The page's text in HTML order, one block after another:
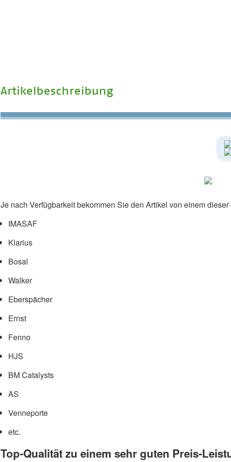
Artikelbeschreibung
Je nach Verfügbarkeit bekommen Sie den Artikel von einem
IMASAF
Klarius
Bosal
Walker
Eberspächer
Ernst
Fenno
HJS
BM Catalysts
AS
Venneporte
etc.
Top-Qualität zu einem sehr guten Preis-